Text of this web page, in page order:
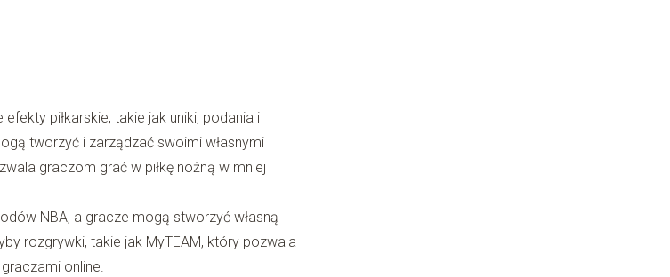
piłkarskie, takie jak uniki, podania i
tworzyć i zarządzać swoimi własnymi
graczom grać w piłkę nożną w mniej
NBA, a gracze mogą stworzyć własną
rozgrywki, takie jak MyTEAM, który pozwala
online.